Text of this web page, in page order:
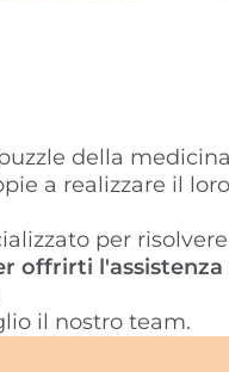
della
a realizzare il
per
offrirti l'assistenza
il nostro team.